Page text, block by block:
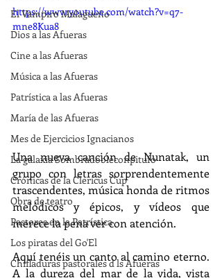
El Vampiro Malagueño
Dios a las Afueras
Cine a las Afueras
Música a las Afueras
Patrística a las Afueras
María de las Afueras
Mes de Ejercicios Ignacianos
La galaxia Sombradobleconpitufo
Crónicas de la Clericus Cup
Obra de teatro
Pastores en la Patrística
Los piratas del Go'El
Chifladuras pastorales d ls Afueras
https://www.youtube.com/watch?v=q7-
mne8Kua8
Una nueva canción de Nunatak, un
grupo con letras sorprendentemente
trascendentes, música honda de ritmos
melódicos y épicos, y vídeos que
merece la pena ver con atención.
Aquí tenéis un canto al camino eterno.
A la dureza del mar de la vida, vista